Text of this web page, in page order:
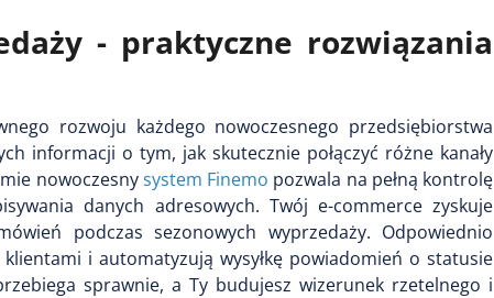
- praktyczne rozwiązania
rozwoju każdego nowoczesnego przedsiębiorstwa
informacji o tym, jak skutecznie połączyć różne kanały
nowoczesnysystem Finemo pozwala na pełną kontrolę
danych adresowych. Twój e-commerce zyskuje
podczas sezonowych wyprzedaży. Odpowiednio
i automatyzują wysyłkę powiadomień o statusie
sprawnie, a Ty budujesz wizerunek rzetelnego i